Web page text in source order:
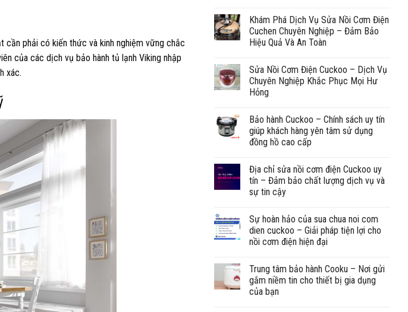
cần phải có kiến thức và kinh nghiệm vững chắc
của các dịch vụ bảo hành tủ lạnh Viking nhập
xác.
Khám Phá Dịch Vụ Sửa Nồi Cơm Điện
Cuchen Chuyên Nghiệp – Đảm Bảo
Hiệu Quả Và An Toàn
Sửa Nồi Cơm Điện Cuckoo – Dịch Vụ
Chuyên Nghiệp Khắc Phục Mọi Hư
Hỏng
Bảo hành Cuckoo – Chính sách uy tín
giúp khách hàng yên tâm sử dụng
đồng hồ cao cấp
Địa chỉ sửa nồi cơm điện Cuckoo uy
tín – Đảm bảo chất lượng dịch vụ và
sự tin cậy
Sự hoàn hảo của sua chua noi com
dien cuckoo – Giải pháp tiện lợi cho
nồi cơm điện hiện đại
Trung tâm bảo hành Cooku – Nơi gửi
gắm niềm tin cho thiết bị gia dụng
của bạn